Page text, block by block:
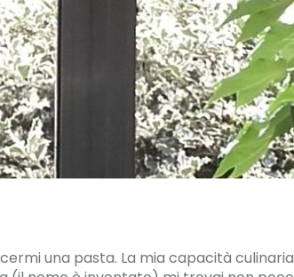
una pasta. La mia capacità culinaria